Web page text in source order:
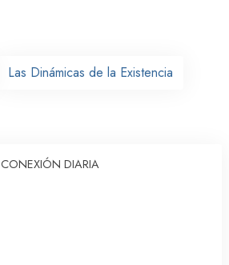
Las Dinámicas de la Existencia
CONEXIÓN DIARIA